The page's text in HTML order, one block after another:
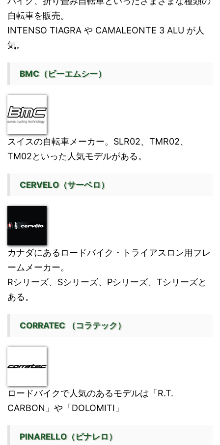
自転車を販売。
INTENSO TIAGRA や CAMALEONTE 3 ALU が人
気。
BMC（ビーエムシー）
スイスの自転車メーカー。SLR02、TMR02、
TM02といった人気モデルがある。
CERVELO（サーベロ）
カナダにあるロードバイク・トライアスロン用フレ
ームメーカー。
Rシリーズ、Sシリーズ、Pシリーズ、Tシリーズと
ある。
CORRATEC （コラテック）
ロードバイクで人気のあるモデルは「R.T.
CARBON」や「DOLOMITI」
PINARELLO（ピナレロ）